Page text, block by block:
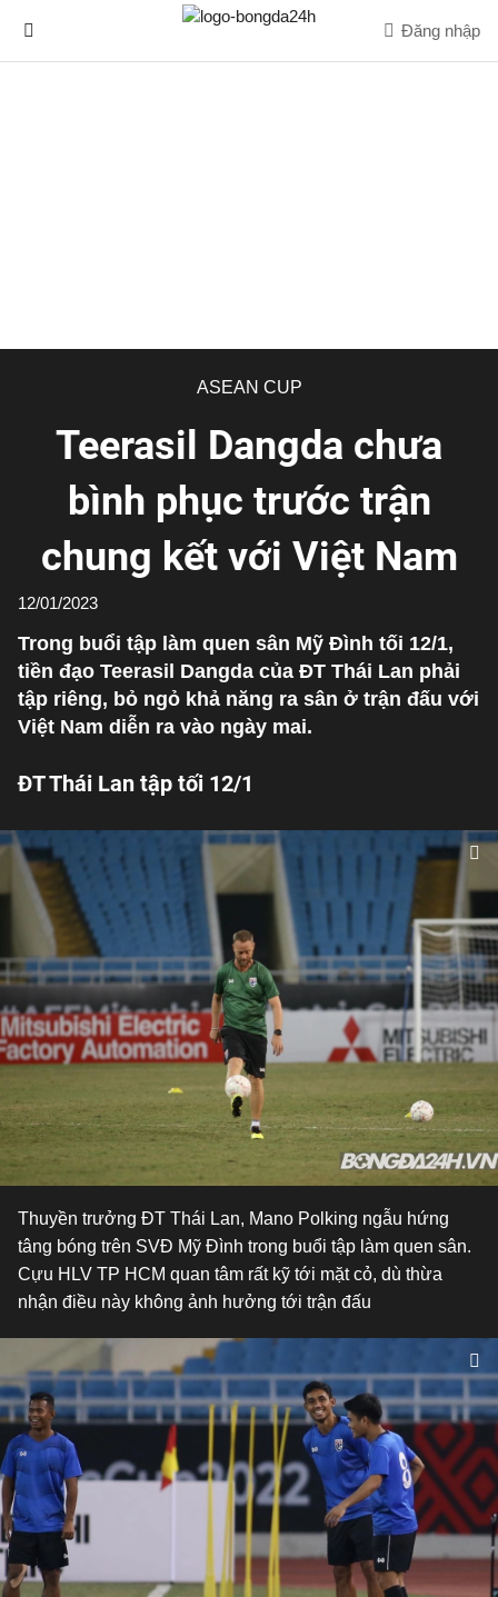
Đăng nhập
ASEAN CUP
Teerasil Dangda chưa
bình phục trước trận
chung kết với Việt Nam
12/01/2023
Trong buổi tập làm quen sân Mỹ Đình tối 12/1,
tiền đạo Teerasil Dangda của ĐT Thái Lan phải
tập riêng, bỏ ngỏ khả năng ra sân ở trận đấu với
Việt Nam diễn ra vào ngày mai.
ĐT Thái Lan tập tối 12/1
Thuyền trưởng ĐT Thái Lan, Mano Polking ngẫu hứng
tâng bóng trên SVĐ Mỹ Đình trong buổi tập làm quen sân.
Cựu HLV TP HCM quan tâm rất kỹ tới mặt cỏ, dù thừa
nhận điều này không ảnh hưởng tới trận đấu